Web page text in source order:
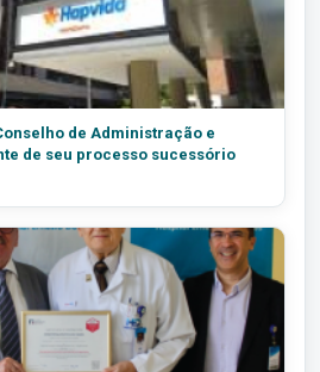
de Administração e
de seu processo sucessório